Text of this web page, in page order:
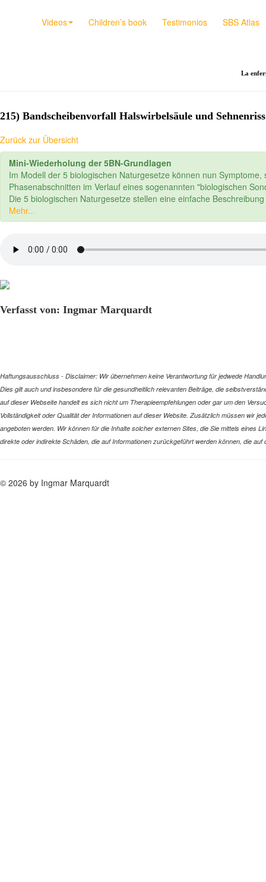
Videos Children’s book Testimonios SBS Atlas
La
215) Bandscheibenvorfall Halswirbelsäule und Sehnenriss
Zurück zur Übersicht
Mini-Wiederholung der 5BN-Grundlagen
Im Modell der 5 biologischen Naturgesetze können nun
Phasenabschnitten im Verlauf eines sogenannten "biologischen
Die 5 biologischen Naturgesetze stellen eine einfache
Mehr...
Verfasst von: Ingmar Marquardt
Haftungsausschluss - Disclaimer: Wir übernehmen keine Verantwortung für jedwede
Dies gilt auch und insbesondere für die gesundheitlich relevanten Beiträge, die
auf dieser Webseite handelt es sich nicht um Therapieempfehlungen oder gar um den
Vollständigkeit oder Qualität der Informationen auf dieser Website. Zusätzlich müssen wir
angeboten werden. Wir können für die Inhalte solcher externen Sites, die Sie mittels eines
direkte oder indirekte Schäden, die auf Informationen zurückgeführt werden können, die
© 2026 by Ingmar Marquardt